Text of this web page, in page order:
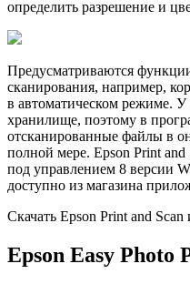
определить разрешение и
Предусматриваются
сканирования, например,
в автоматическом режиме. У
хранилище, поэтому в
отсканированные файлы в
полной мере. Epson Print and
под управлением 8 версии
доступно из магазина
Скачать Epson Print and
Epson Easy Photo